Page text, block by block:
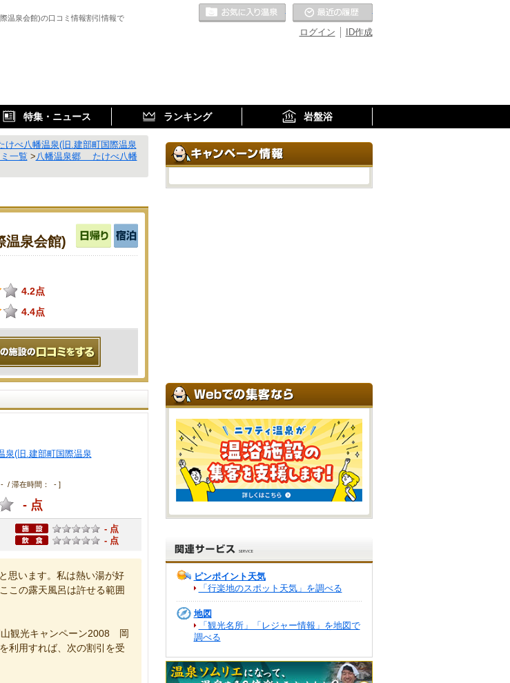
温泉会館)の口コミ情報割引情報で
ID作成
ログイン
お気に入りの温泉
特集・ニュース ランキング 岩盤浴
べ八幡温泉(旧.建部町国際温泉
一覧 >八幡温泉郷 たけべ八幡
泉会館)
4.2点
4.4点
(旧.建部町国際温泉
/ 滞在時間： - ]
- 点
- 点
- 点
思います。私は熱い湯が好
この露天風呂は許せる範囲
観光キャンペーン2008 岡
利用すれば、次の割引を受
ピンポイント天気
「行楽地のスポット天気」を調べる
地図
「観光名所」「レジャー情報」を地図で
調べる